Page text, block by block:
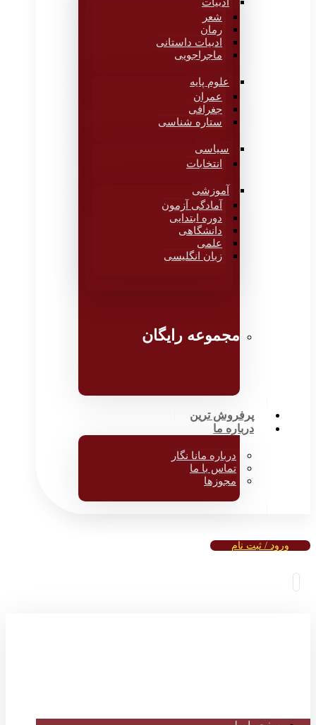
شعر
رمان
ادبیات داستانی
ماجراجویی
علوم پایه
عمران
جغرافی
ستاره شناسی
سیاسی
انتخابات
آموزشی
آمادگی آزمون
دوره ابتدایی
دانشگاهی
علمی
زبان انگلیسی
مجموعه رایگان
پرفروش ترین
درباره ما
درباره مانا نگار
تماس با ما
مجوزها
ورود / ثبت نام